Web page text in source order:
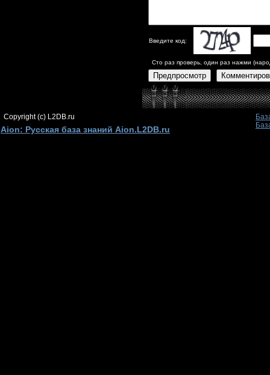
Введите код:
Сто раз проверь, один раз нажми
Предпросмотр
Copyright (c) L2DB.ru
Aion: Русская база знаний Aion.L2DB.ru